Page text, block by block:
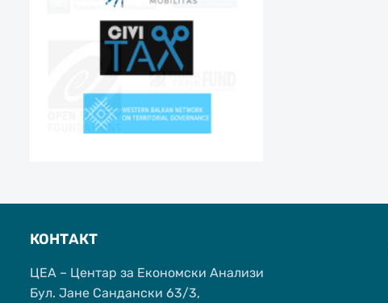
КОНТАКТ
ЦЕА – Центар за Економски Анализи
Бул. Јане Сандански 63/3,